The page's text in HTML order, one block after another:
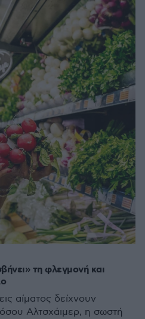
τη φλεγμονή και
αίματος δείχνουν
Αλτσχάιμερ, η σωστή